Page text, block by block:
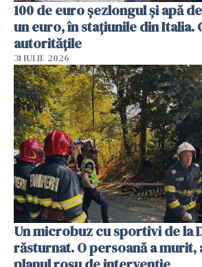
100 de euro șezlongul și apă
un euro, în stațiunile din Italia.
autoritățile
31 IULIE 2026
Un microbuz cu sportivi de la
răsturnat. O persoană a murit,